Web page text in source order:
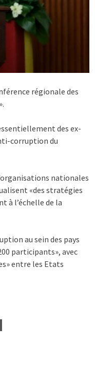
régionale des
des ex-
corruption du
nationales
«des stratégies
à l’échelle de la
au sein des pays
participants», avec
entre les Etats